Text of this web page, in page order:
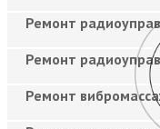
Ремонт
Ремонт
Ремонт